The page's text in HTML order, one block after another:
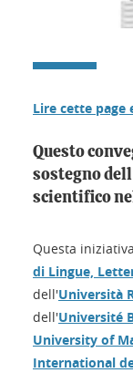
Lire cette page
Questo
sostegno
scientifico
Questa
di Lingue,
dell'Università
dell'Université
University of
International